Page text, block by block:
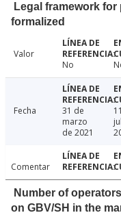
Legal framework
formalized
Valor
No
Fecha
31 de
marzo
de 2021
Comentar
Number of
on GBV/SH in the